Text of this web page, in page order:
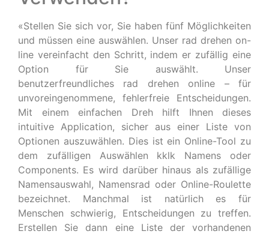
«Stellen Sie sich vor, Sie haben fünf Möglichkeiten
und müssen eine auswählen. Unser rad drehen on-
line vereinfacht den Schritt, indem er zufällig eine
Option für Sie auswählt. Unser
benutzerfreundliches rad drehen online – für
unvoreingenommene, fehlerfreie Entscheidungen.
Mit einem einfachen Dreh hilft Ihnen dieses
intuitive Application, sicher aus einer Liste von
Optionen auszuwählen. Dies ist ein Online-Tool zu
dem zufälligen Auswählen kklk Namens oder
Components. Es wird darüber hinaus als zufällige
Namensauswahl, Namensrad oder Online-Roulette
bezeichnet. Manchmal ist natürlich es für
Menschen schwierig, Entscheidungen zu treffen.
Erstellen Sie dann eine Liste der vorhandenen